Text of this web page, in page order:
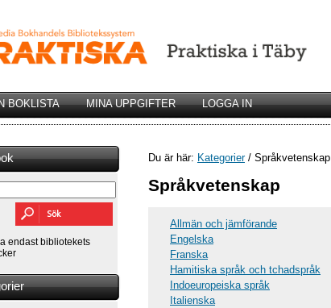
BOKLISTA MINA UPPGIFTER LOGGA IN
endast bibliotekets
Du är här: Kategorier/ Språkvetenskap
Språkvetenskap
Allmän och jämförande
Engelska
Franska
Hamitiska språk och tchadspråk
Indoeuropeiska språk
Italienska